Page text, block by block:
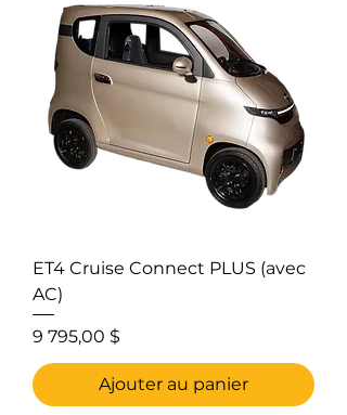
ET4 Cruise Connect PLUS (avec
AC)
Prix
9 795,00 $
Ajouter au panier